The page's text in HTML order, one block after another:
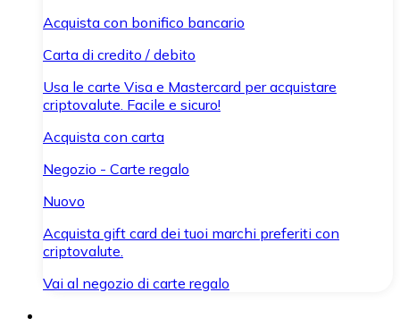
Acquista con bonifico bancario
Carta di credito / debito
Usa le carte Visa e Mastercard per acquistare
criptovalute. Facile e sicuro!
Acquista con carta
Negozio - Carte regalo
Nuovo
Acquista gift card dei tuoi marchi preferiti con
criptovalute.
Vai al negozio di carte regalo